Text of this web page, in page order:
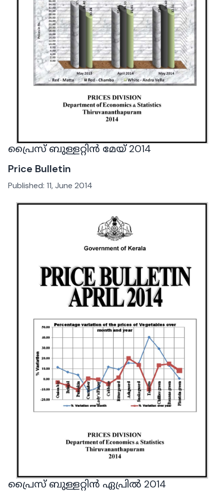
പ്രൈസ് ബുള്ളറ്റിൻ മേയ് 2014
Price Bulletin
Published: 11, June 2014
പ്രൈസ് ബുള്ളറ്റിൻ ഏപ്രിൽ 2014